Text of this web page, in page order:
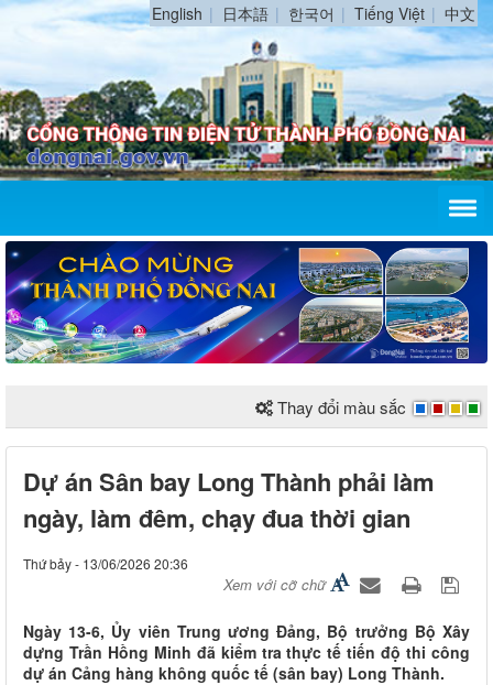
English 日本語 한국어 Tiếng Việt 中文
Thay đổi màu sắc
Dự án Sân bay Long Thành phải làm
ngày, làm đêm, chạy đua thời gian
Thứ bảy - 13/06/2026 20:36
Xem với cỡ chữ
Ngày 13-6, Ủy viên Trung ương Đảng, Bộ trưởng Bộ Xây
dựng Trần Hồng Minh đã kiểm tra thực tế tiến độ thi công
dự án Cảng hàng không quốc tế (sân bay) Long Thành.